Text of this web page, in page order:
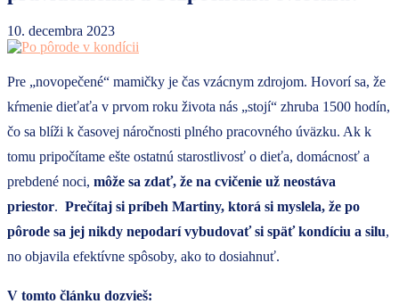
10. decembra 2023
Pre „novopečené“ mamičky je čas vzácnym zdrojom. Hovorí sa, že
kŕmenie dieťaťa v prvom roku života nás „stojí“ zhruba 1500 hodín,
čo sa blíži k časovej náročnosti plného pracovného úväzku. Ak k
tomu pripočítame ešte ostatnú starostlivosť o dieťa, domácnosť a
prebdené noci, môže sa zdať, že na cvičenie už neostáva
priestor. Prečítaj si príbeh Martiny, ktorá si myslela, že po
pôrode sa jej nikdy nepodarí vybudovať si späť kondíciu a silu,
no objavila efektívne spôsoby, ako to dosiahnuť.
V tomto článku dozvieš: